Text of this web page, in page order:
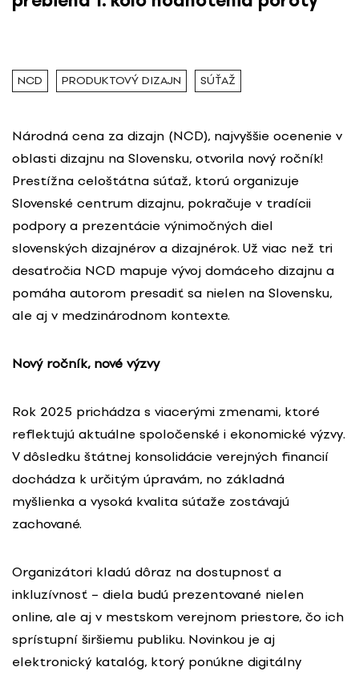
NCD PRODUKTOVÝ DIZAJN SÚŤAŽ
Národná cena za dizajn (NCD), najvyššie ocenenie v
oblasti dizajnu na Slovensku, otvorila nový ročník!
Prestížna celoštátna súťaž, ktorú organizuje
Slovenské centrum dizajnu, pokračuje v tradícii
podpory a prezentácie výnimočných diel
slovenských dizajnérov a dizajnérok. Už viac než tri
desaťročia NCD mapuje vývoj domáceho dizajnu a
pomáha autorom presadiť sa nielen na Slovensku,
ale aj v medzinárodnom kontexte.
Nový ročník, nové výzvy
Rok 2025 prichádza s viacerými zmenami, ktoré
reflektujú aktuálne spoločenské i ekonomické výzvy.
V dôsledku štátnej konsolidácie verejných financií
dochádza k určitým úpravám, no základná
myšlienka a vysoká kvalita súťaže zostávajú
zachované.
Organizátori kladú dôraz na dostupnosť a
inkluzívnosť – diela budú prezentované nielen
online, ale aj v mestskom verejnom priestore, čo ich
sprístupní širšiemu publiku. Novinkou je aj
elektronický katalóg, ktorý ponúkne digitálny